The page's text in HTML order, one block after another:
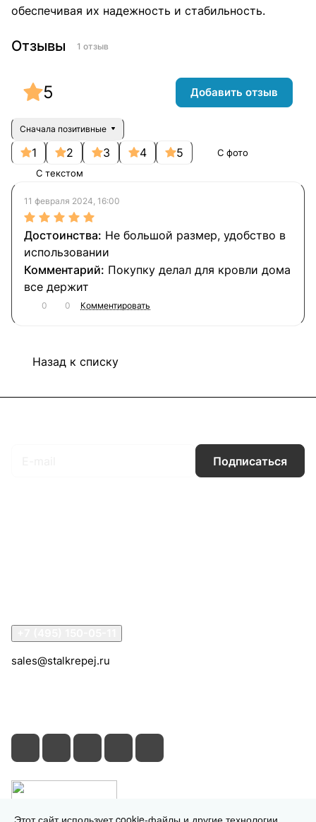
обеспечивая их надежность и стабильность.
Отзывы 1 отзыв
Сначала позитивные
1 2 3 4 5
С фото
С текстом
11 февраля 2024, 16:00
Не большой размер, удобство в
использовании
Покупку делал для кровли дома
все держит
0 0 Комментировать
5 Добавить отзыв
Назад к списку
Подписаться
sales@stalkrepej.ru
Этот сайт использует cookie-файлы и другие технологии,